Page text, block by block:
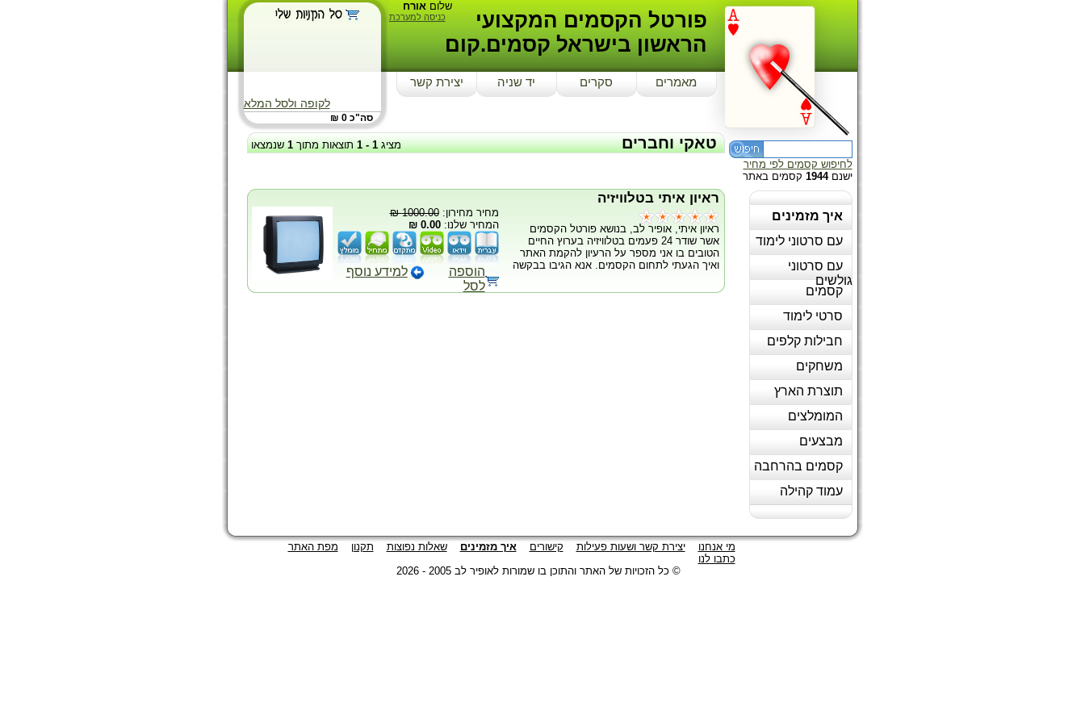
לקופה ולסל המלא
סה"כ 0 ₪
שלוםאורח
כניסה למערכת
פורטל הקסמים המקצועי
הראשון בישראל קסמים.קום
מאמרים סקרים יד שניה יצירת קשר
לחיפוש קסמים לפי מחיר
ישנם1944 קסמים באתר
איך מזמינים
עם סרטוני לימוד
עם סרטוני
גולשים
קסמים
סרטי לימוד
חבילות קלפים
משחקים
תוצרת הארץ
המומלצים
מבצעים
קסמים בהרחבה
עמוד קהילה
מציג1
-
1 תוצאות מתוך1שנמצאו טאקי וחברים
ראיון איתי בטלוויזיה
ראיון איתי, אופיר לב, בנושא פורטל הקסמים
אשר שודר 24 פעמים בטלוויזיה בערוץ החיים
הטובים בו אני מספר על הרעיון להקמת האתר
ואיך הגעתי לתחום הקסמים. אנא הגיבו בבקשה
מחיר מחירון:1000.00 ₪
המחיר שלנו:0.00 ₪
הוספה
לסל
למידע נוסף
מי אנחנו יצירת קשר ושעות פעילות קישורים איך מזמינים שאלות נפוצות תקנון
מפת האתר
כתבו לנו
© כל הזכויות של האתר והתוכן בו שמורות לאופיר לב 2005 - 2026